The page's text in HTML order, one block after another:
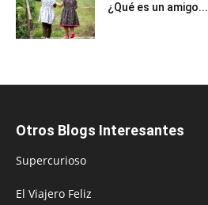
¿Qué es un amigo...
Otros Blogs Interesantes
Supercurioso
El Viajero Feliz